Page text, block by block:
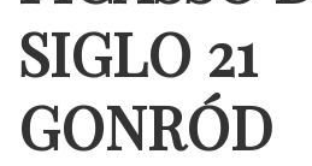
SIGLO 21
GONRÓD